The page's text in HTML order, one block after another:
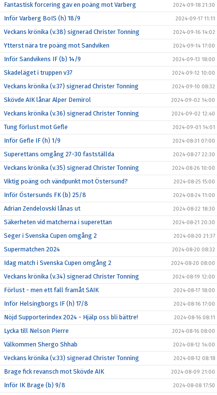
Fantastisk forcering gav en poäng mot Varberg 2024-09-18 21:30
Inför Varberg BoIS (h) 18/9 2024-09-17 11:11
Veckans krönika (v.38) signerad Christer Tonning 2024-09-16 14:02
Ytterst nära tre poäng mot Sandviken 2024-09-14 17:00
Inför Sandvikens IF (b) 14/9 2024-09-13 18:00
Skadeläget i truppen v37 2024-09-12 10:00
Veckans krönika (v.37) signerad Christer Tonning 2024-09-10 08:32
Skövde AIK lånar Alper Demirol 2024-09-02 14:00
Veckans krönika (v.36) signerad Christer Tonning 2024-09-02 12:40
Tung förlust mot Gefle 2024-09-01 14:01
Inför Gefle IF (h) 1/9 2024-08-31 07:00
Superettans omgång 27-30 fastställda 2024-08-27 22:30
Veckans krönika (v.35) signerad Christer Tonning 2024-08-26 10:00
Viktig poäng och vändpunkt mot Östersund? 2024-08-25 15:00
Inför Östersunds FK (b) 25/8 2024-08-24 11:00
Adrian Zendelovski lånas ut 2024-08-22 18:30
Säkerheten vid matcherna i superettan 2024-08-21 20:30
Seger i Svenska Cupen omgång 2 2024-08-20 21:37
Supermatchen 2024 2024-08-20 08:32
Idag match i Svenska Cupen omgång 2 2024-08-20 08:00
Veckans krönika (v.34) signerad Christer Tonning 2024-08-19 12:00
Förlust - men ett fall framåt SAIK 2024-08-17 18:00
Inför Helsingborgs IF (h) 17/8 2024-08-16 17:00
Nöjd Supporterindex 2024 - Hjälp oss bli bättre! 2024-08-16 08:11
Lycka till Nelson Pierre 2024-08-16 08:00
Välkommen Shergo Shhab 2024-08-12 14:00
Veckans krönika (v.33) signerad Christer Tonning 2024-08-12 08:18
Brage fick revansch mot Skövde AIK 2024-08-09 21:00
Inför IK Brage (b) 9/8 2024-08-08 17:50